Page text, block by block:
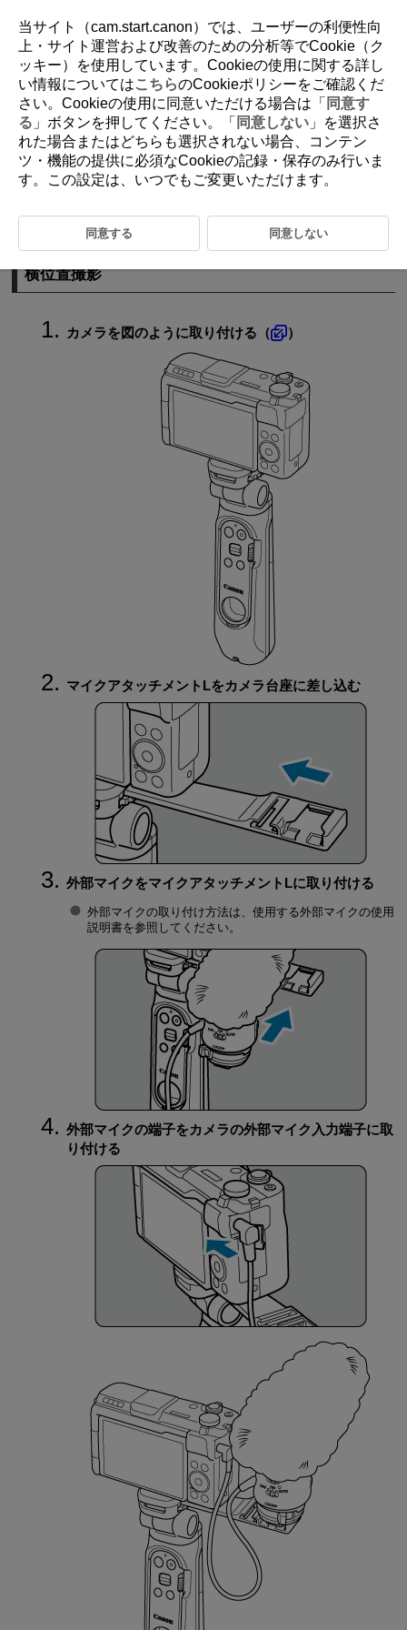
D412-010
外部マイクを取り付ける
横位置撮影
横位置撮影
カメラを図のように取り付ける（ ）
マイクアタッチメントLをカメラ台座に差し込む
外部マイクをマイクアタッチメントLに取り付ける
外部マイクの取り付け方法は、使用する外部マイクの使用
説明書を参照してください。
外部マイクの端子をカメラの外部マイク入力端子に取
り付ける
当サイト（cam.start.canon）では、ユーザーの利便性向
上・サイト運営および改善のための分析等でCookie（ク
ッキー）を使用しています。Cookieの使用に関する詳し
い情報についてはこちらのCookieポリシーをご確認くだ
さい。Cookieの使用に同意いただける場合は「 同意す
る 」ボタンを押してください。「 同意しない 」を選択さ
れた場合またはどちらも選択されない場合、コンテン
ツ・機能の提供に必須なCookieの記録・保存のみ行いま
す。この設定は、いつでもご変更いただけます。
同意する 同意しない